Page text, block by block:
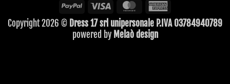
PayPal Visa MasterCard
Express
Copyright 2026 © Dress 17 srl unipersonale P.IVA 03784940789
powered by Melaò design